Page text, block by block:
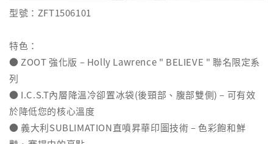
型號：ZFT1506101
特色：
● ZOOT 強化版 – Holly Lawrence " BELIEVE " 聯名限定系
列
● I.C.S.T內層降溫冷卻置冰袋(後頸部、腹部雙側) – 可有效
於降低您的核心溫度
● 義大利SUBLIMATION直噴昇華印圖技術 – 色彩飽和鮮